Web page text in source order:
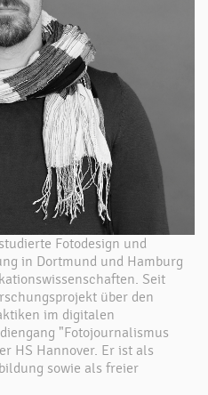
Fotodesign und
in Dortmund und Hamburg
Seit
über den
im digitalen
"Fotojournalismus
HS Hannover. Er ist als
sowie als freier